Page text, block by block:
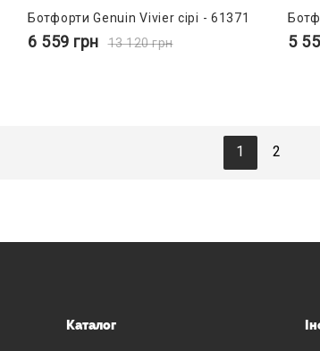
Ботфорти Genuin Vivier сірі - 61371
6 559 грн 13 120грн 5
1 2
Каталог